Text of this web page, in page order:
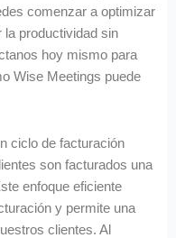
comenzar a optimizar
productividad sin
hoy mismo para
Wise Meetings puede
ciclo de facturación
son facturados una
enfoque eficiente
y permite una
clientes. Al